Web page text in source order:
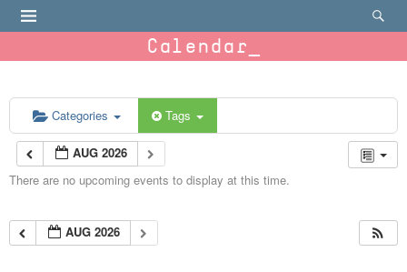
Calendar
Categories Tags
AUG 2026
There are no upcoming events to display at this time.
AUG 2026